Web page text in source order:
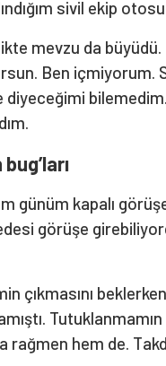
sivil ekip
mevzu da
Ben içmiyorum.
diyeceğimi bilemedim.
günüm kapalı
görüşe
çıkmasını
rağmen hem de.